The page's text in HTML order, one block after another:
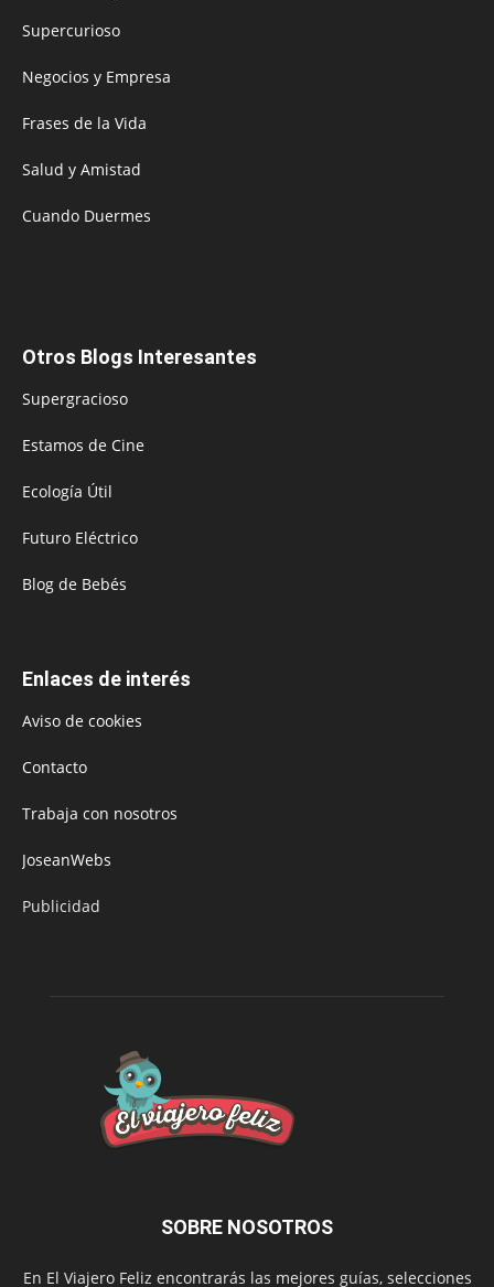
Supercurioso
Negocios y Empresa
Frases de la Vida
Salud y Amistad
Cuando Duermes
Otros Blogs Interesantes
Supergracioso
Estamos de Cine
Ecología Útil
Futuro Eléctrico
Blog de Bebés
Enlaces de interés
Aviso de cookies
Contacto
Trabaja con nosotros
JoseanWebs
Publicidad
SOBRE NOSOTROS
En El Viajero Feliz encontrarás las mejores guías, selecciones